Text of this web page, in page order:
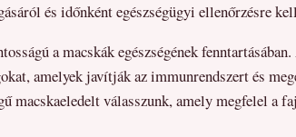
és időnként egészségügyi ellenőrzésre
a macskák egészségének
amelyek javítják az immunrendszert és
macskaeledelt válasszunk, amely megfelel a